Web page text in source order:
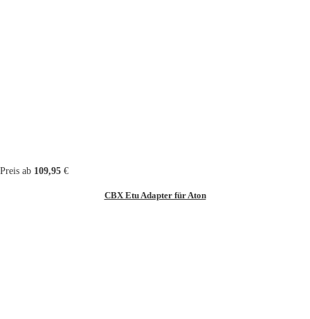
Preis ab 109,95 €
CBX Etu Adapter für Aton